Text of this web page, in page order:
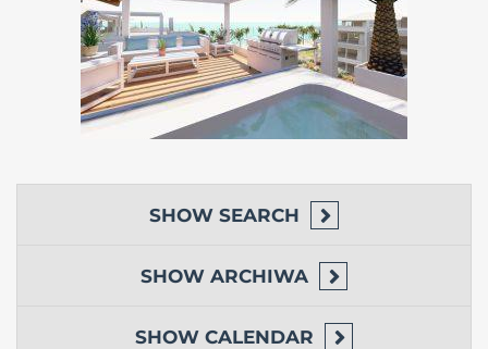
SHOW SEARCH
SHOW ARCHIWA
SHOW CALENDAR